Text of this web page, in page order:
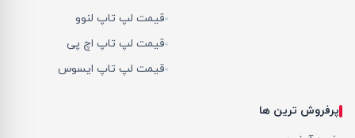
قیمت لپ تاپ لنوو
قیمت لپ تاپ اچ پی
قیمت لپ تاپ ایسوس
پرفروش ترین ها